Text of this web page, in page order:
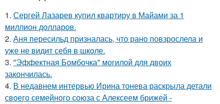
1. Сергей Лазарев купил квартиру в Майами за 1
миллион долларов.
2. Аня пересильд призналась, что рано повзрослела и
уже не видит себя в школе.
3. "Эффектная Бомбочка" могилой для двоих
закончилась.
4. В недавнем интервью Ирина тонева раскрыла детали
своего семейного союза с Алексеем брижей -